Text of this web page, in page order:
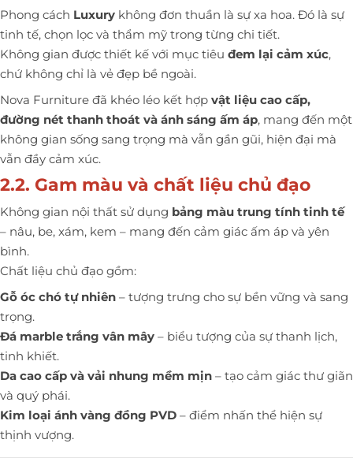
Phong cách Luxury không đơn thuần là sự xa hoa. Đó là sự
tinh tế, chọn lọc và thẩm mỹ trong từng chi tiết.
Không gian được thiết kế với mục tiêu đem lại cảm xúc,
chứ không chỉ là vẻ đẹp bề ngoài.
Nova Furniture đã khéo léo kết hợp vật liệu cao cấp,
đường nét thanh thoát và ánh sáng ấm áp, mang đến một
không gian sống sang trọng mà vẫn gần gũi, hiện đại mà
vẫn đầy cảm xúc.
2.2. Gam màu và chất liệu chủ đạo
Không gian nội thất sử dụng bảng màu trung tính tinh tế
– nâu, be, xám, kem – mang đến cảm giác ấm áp và yên
bình.
Chất liệu chủ đạo gồm:
Gỗ óc chó tự nhiên – tượng trưng cho sự bền vững và sang
trọng.
Đá marble trắng vân mây – biểu tượng của sự thanh lịch,
tinh khiết.
Da cao cấp và vải nhung mềm mịn – tạo cảm giác thư giãn
và quý phái.
Kim loại ánh vàng đồng PVD – điểm nhấn thể hiện sự
thịnh vượng.